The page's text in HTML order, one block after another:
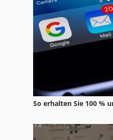
Modena Gasherd
Nutzfahrzeuge
Profi Gasherde
So erhalten Sie 100 %